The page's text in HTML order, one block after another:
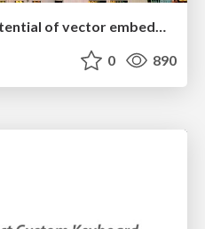
Unlocking the hidden potential of vector embeddings in international SEO
0 890